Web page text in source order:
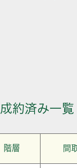
成約済み一覧
階層 間